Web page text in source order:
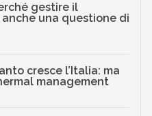
gestire il
una questione di
cresce l’Italia: ma
management